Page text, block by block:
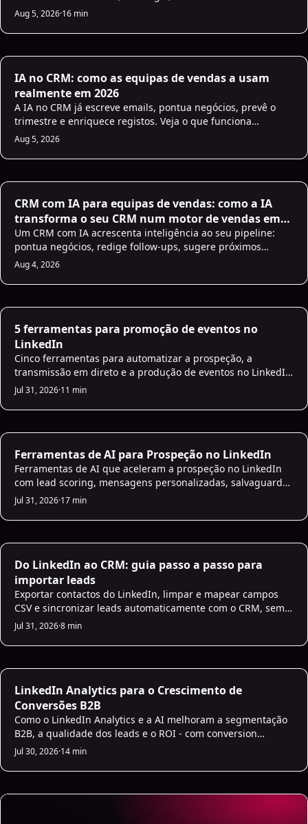
— para que os comerciais humanos se concentrem nas
conversas que fecham negócio.
Aug 5, 2026·16 min
IA no CRM: como as equipas de vendas a usam
realmente em 2026
A IA no CRM já escreve emails, pontua negócios, prevê o
trimestre e enriquece registos. Veja o que funciona
realmente em 2026 e um plano de 30 dias para começar.
Aug 5, 2026
CRM com IA para equipas de vendas: como a IA
transforma o seu CRM num motor de vendas em
2026
Um CRM com IA acrescenta inteligência ao seu pipeline:
pontua negócios, redige follow-ups, sugere próximos
passos e limpa dados automaticamente para a equipa
vender mais.
Aug 4, 2026
LinkedIn Strategies
5 ferramentas para promoção de eventos no
LinkedIn
Cinco ferramentas para automatizar a prospeção, a
transmissão em direto e a produção de eventos no LinkedIn
- mais participação, envolvimento e follow-ups.
Jul 31, 2026·11 min
AI Prospecting
Ferramentas de AI para Prospeção no LinkedIn
Ferramentas de AI que aceleram a prospeção no LinkedIn
com lead scoring, mensagens personalizadas, salvaguardas
de conformidade e integração com CRM para aumentar as
taxas de resposta.
Jul 31, 2026·17 min
AI CRM Intelligence
Do LinkedIn ao CRM: guia passo a passo para
importar leads
Exportar contactos do LinkedIn, limpar e mapear campos
CSV e sincronizar leads automaticamente com o CRM, sem
duplicados nem dados desatualizados.
Jul 31, 2026·8 min
AI Sales Analytics
LinkedIn Analytics para o Crescimento de
Conversões B2B
Como o LinkedIn Analytics e a AI melhoram a segmentação
B2B, a qualidade dos leads e o ROI - com conversion
tracking, Lead Gen Forms, Predictive Audiences e
integração com CRM.
Jul 30, 2026·14 min